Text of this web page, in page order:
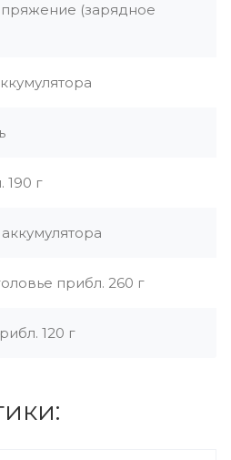
(зарядное
190 г
прибл. 260 г
120 г